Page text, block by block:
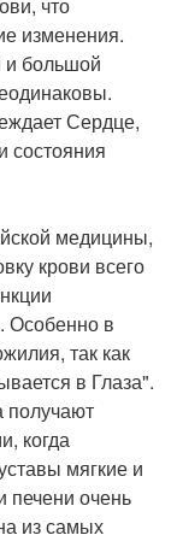
изменения.
большой
Сердце,
состояния
медицины,
крови всего
Особенно в
так как
в Глаза".
получают
когда
мягкие и
очень
из самых